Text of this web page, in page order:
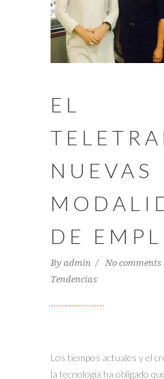
EL
NUEVAS
DE
By admin No comments
Tendencias
Los tiempos actuales y el
la tecnologia ha obligado